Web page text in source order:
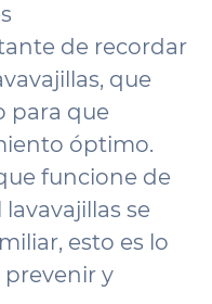
de recordar
que
para que
óptimo.
funcione de
se
esto es lo
prevenir y